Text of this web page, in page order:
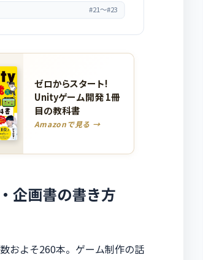
#21〜#23
ゼロからスタート!
Unityゲーム開発 1冊
目の教科書
Amazonで見る →
企画書の書き方
およそ260本。ゲーム制作の話